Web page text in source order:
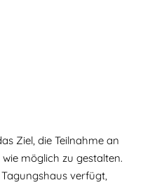
Ziel, die Teilnahme an
möglich zu gestalten.
verfügt,